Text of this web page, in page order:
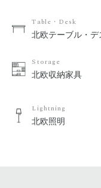
Table・Desk
北欧テーブル・デ
Storage
北欧収納家具
Lightning
北欧照明